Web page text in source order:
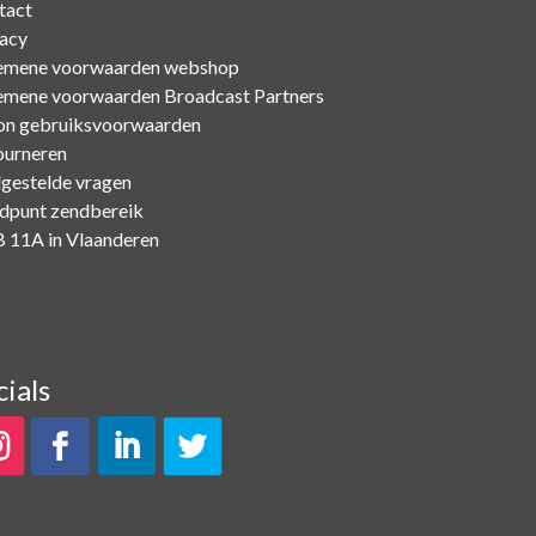
voorwaarden webshop
voorwaarden Broadcast Partners
gebruiksvoorwaarden
vragen
zendbereik
11A in Vlaanderen